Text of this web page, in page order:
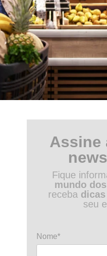
Assine
Fique
mundo
receba
seu
Nome*